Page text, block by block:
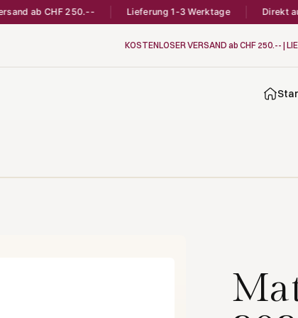
ab CHF 250.-- Lieferung 1-3 Werktage Direkt aus
KOSTENLOSER VERSAND ab CHF 250.-- |